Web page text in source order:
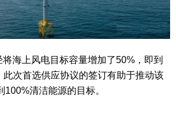
海上风电目标容量增加了50%，即到
此次首选供应协议的签订有助于推动该
清洁能源的目标。